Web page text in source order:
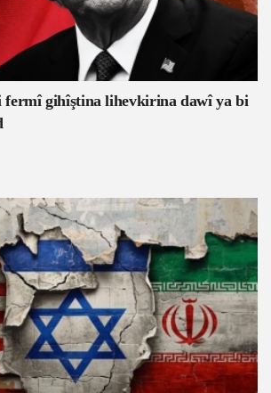
gihîştina lihevkirina dawî ya bi